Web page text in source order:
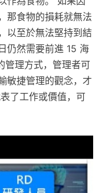
那食物的損耗就無法
以至於無法堅持到結
仍然需要前進 15 海
管理方式，管理者可
敏捷管理的觀念，才
了工作或價值，可